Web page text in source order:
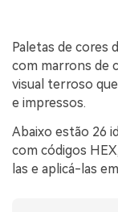
Paletas de cores
com marrons de
visual terroso
e impressos.
Abaixo estão 26
com códigos
las e aplicá-las